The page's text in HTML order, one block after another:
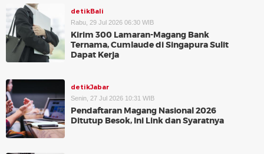
detikBali
Rabu, 29 Jul 2026 06:30 WIB
Kirim 300 Lamaran-Magang Bank
Ternama, Cumlaude di Singapura Sulit
Dapat Kerja
detikJabar
Senin, 27 Jul 2026 10:31 WIB
Pendaftaran Magang Nasional 2026
Ditutup Besok, Ini Link dan Syaratnya